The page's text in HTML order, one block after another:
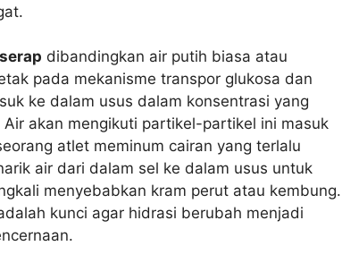
dibandingkan air putih biasa atau
pada mekanisme transpor glukosa dan
ke dalam usus dalam konsentrasi yang
akan mengikuti partikel-partikel ini masuk
atlet meminum cairan yang terlalu
air dari dalam sel ke dalam usus untuk
menyebabkan kram perut atau kembung.
kunci agar hidrasi berubah menjadi